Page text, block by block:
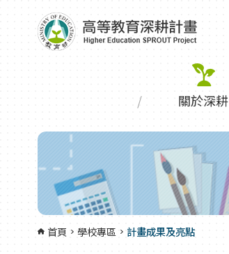
關於深耕
首頁 學校專區 計畫成果及亮點